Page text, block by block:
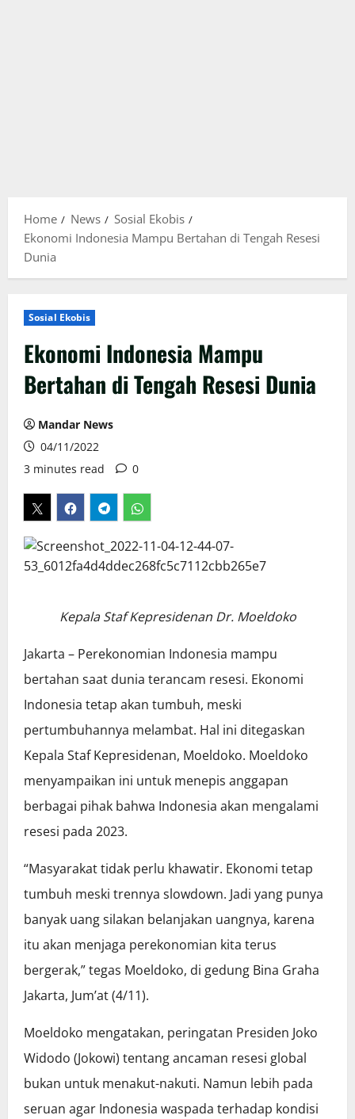
Home News
Sosial Ekobis
Ekonomi Indonesia Mampu Bertahan di Tengah Resesi
Dunia
Sosial Ekobis
Ekonomi Indonesia Mampu
Bertahan di Tengah Resesi Dunia
Mandar News
04/11/2022
3 minutes read
0
Kepala Staf Kepresidenan Dr. Moeldoko
Jakarta – Perekonomian Indonesia mampu
bertahan saat dunia terancam resesi. Ekonomi
Indonesia tetap akan tumbuh, meski
pertumbuhannya melambat. Hal ini ditegaskan
Kepala Staf Kepresidenan, Moeldoko. Moeldoko
menyampaikan ini untuk menepis anggapan
berbagai pihak bahwa Indonesia akan mengalami
resesi pada 2023.
“Masyarakat tidak perlu khawatir. Ekonomi tetap
tumbuh meski trennya slowdown. Jadi yang punya
banyak uang silakan belanjakan uangnya, karena
itu akan menjaga perekonomian kita terus
bergerak,” tegas Moeldoko, di gedung Bina Graha
Jakarta, Jum’at (4/11).
Moeldoko mengatakan, peringatan Presiden Joko
Widodo (Jokowi) tentang ancaman resesi global
bukan untuk menakut-nakuti. Namun lebih pada
seruan agar Indonesia waspada terhadap kondisi